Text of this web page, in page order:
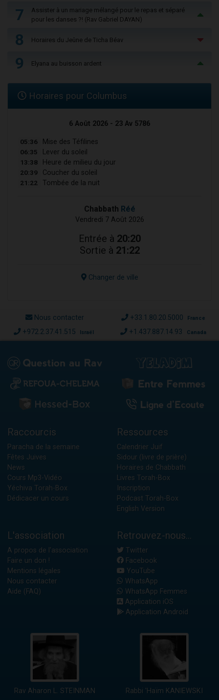
7
Assister à un mariage mélangé pour le repas et séparé
pour les danses ?! (Rav Gabriel DAYAN)
8 Horaires du Jeûne de Ticha Béav
9 Elyana au buisson ardent
Horaires pour Columbus
6 Août 2026 - 23 Av 5786
05:36 Mise des Téfilines
06:35 Lever du soleil
13:38 Heure de milieu du jour
20:39 Coucher du soleil
21:22 Tombée de la nuit
Chabbath Réé
Vendredi 7 Août 2026
Entrée à 20:20
Sortie à 21:22
Changer de ville
Nous contacter +33.1.80.20.5000 France
+972.2.37.41.515 Israël +1.437.887.14.93 Canada
Raccourcis
Paracha de la semaine
Fêtes Juives
News
Cours Mp3-Vidéo
Yéchiva Torah-Box
Dédicacer un cours
Ressources
Calendrier Juif
Sidour (livre de prière)
Horaires de Chabbath
Livres Torah-Box
Inscription
Podcast Torah-Box
English Version
L'association
A propos de l'association
Faire un don !
Mentions légales
Nous contacter
Aide (FAQ)
Retrouvez-nous...
Twitter
Facebook
YouTube
WhatsApp
WhatsApp Femmes
Application iOS
Application Android
Rav Aharon L. STEINMAN Rabbi 'Haïm KANIEWSKI